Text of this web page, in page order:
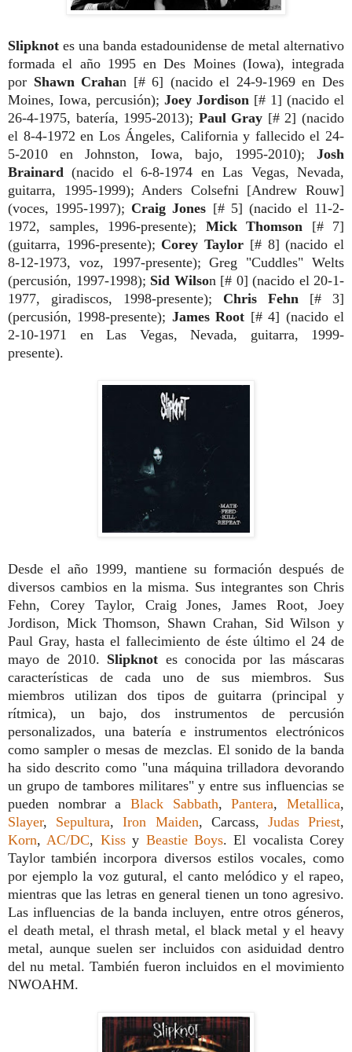
Slipknot es una banda estadounidense de metal alternativo
formada el año 1995 en Des Moines (Iowa), integrada
por Shawn Crahan [# 6] (nacido el 24-9-1969 en Des
Moines, Iowa, percusión); Joey Jordison [# 1] (nacido el
26-4-1975, batería, 1995-2013); Paul Gray [# 2] (nacido
el 8-4-1972 en Los Ángeles, California y fallecido el 24-
5-2010 en Johnston, Iowa, bajo, 1995-2010); Josh
Brainard (nacido el 6-8-1974 en Las Vegas, Nevada,
guitarra, 1995-1999); Anders Colsefni [Andrew Rouw]
(voces, 1995-1997); Craig Jones [# 5] (nacido el 11-2-
1972, samples, 1996-presente); Mick Thomson [# 7]
(guitarra, 1996-presente); Corey Taylor [# 8] (nacido el
8-12-1973, voz, 1997-presente); Greg "Cuddles" Welts
(percusión, 1997-1998); Sid Wilson [# 0] (nacido el 20-1-
1977, giradiscos, 1998-presente); Chris Fehn [# 3]
(percusión, 1998-presente); James Root [# 4] (nacido el
2-10-1971 en Las Vegas, Nevada, guitarra, 1999-
presente).
Desde el año 1999, mantiene su formación después de
diversos cambios en la misma. Sus integrantes son Chris
Fehn, Corey Taylor, Craig Jones, James Root, Joey
Jordison, Mick Thomson, Shawn Crahan, Sid Wilson y
Paul Gray, hasta el fallecimiento de éste último el 24 de
mayo de 2010. Slipknot es conocida por las máscaras
características de cada uno de sus miembros. Sus
miembros utilizan dos tipos de guitarra (principal y
rítmica), un bajo, dos instrumentos de percusión
personalizados, una batería e instrumentos electrónicos
como sampler o mesas de mezclas. El sonido de la banda
ha sido descrito como "una máquina trilladora devorando
un grupo de tambores militares" y entre sus influencias se
pueden nombrar a Black Sabbath,Pantera,Metallica,
Slayer, Sepultura,Iron Maiden, Carcass, Judas Priest,
Korn, AC/DC, Kissy Beastie Boys.El vocalista Corey
Taylor también incorpora diversos estilos vocales, como
por ejemplo la voz gutural, el canto melódico y el rapeo,
mientras que las letras en general tienen un tono agresivo.
Las influencias de la banda incluyen, entre otros géneros,
el death metal, el thrash metal, el black metal y el heavy
metal, aunque suelen ser incluidos con asiduidad dentro
del nu metal. También fueron incluidos en el movimiento
NWOAHM.